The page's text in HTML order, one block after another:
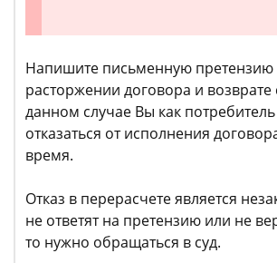
Напишите письменную претензию
расторжении договора и возврате
данном случае Вы как
отказаться от исполнения
время.
Отказ в перерасчете является
не ответят на претензию или не
то нужно обращаться в суд.